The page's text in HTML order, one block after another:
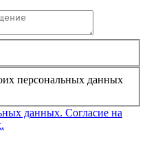
персональных данных
данных. Согласие на